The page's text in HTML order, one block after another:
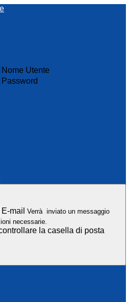
Nome Utente
Password
E-mail Verrà inviato un messaggio
necessarie.
la casella di posta